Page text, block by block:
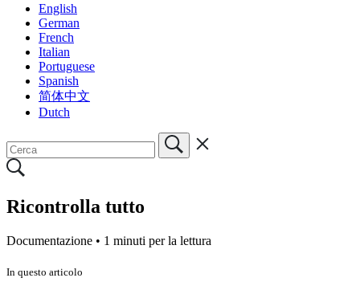
English
German
French
Italian
Portuguese
Spanish
简体中文
Dutch
Ricontrolla tutto
Documentazione • 1 minuti per la lettura
In questo articolo